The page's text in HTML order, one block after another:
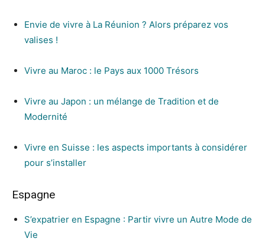
Envie de vivre à La Réunion ? Alors préparez vos
valises !
Vivre au Maroc : le Pays aux 1000 Trésors
Vivre au Japon : un mélange de Tradition et de
Modernité
Vivre en Suisse : les aspects importants à considérer
pour s’installer
Espagne
S’expatrier en Espagne : Partir vivre un Autre Mode de
Vie